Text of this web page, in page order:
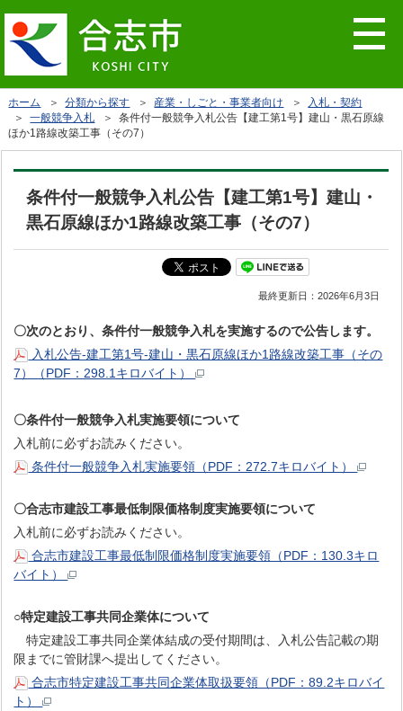
ホーム ＞分類から探す ＞ 産業・しごと・事業者向け ＞
入札・契約
＞一般競争入札 ＞ 条件付一般競争入札公告【建工第1号】建山・黒石原線
ほか1路線改築工事（その7）
条件付一般競争入札公告【建工第1号】建山・
黒石原線ほか1路線改築工事（その7）
最終更新日：2026年6月3日
〇次のとおり、条件付一般競争入札を実施するので公告します。
入札公告-建工第1号-建山・黒石原線ほか1路線改築工事（その
7）（PDF：298.1キロバイト）
〇条件付一般競争入札実施要領について
入札前に必ずお読みください。
条件付一般競争入札実施要領（PDF：272.7キロバイト）
〇合志市建設工事最低制限価格制度実施要領について
入札前に必ずお読みください。
合志市建設工事最低制限価格制度実施要領（PDF：130.3キロ
バイト）
○特定建設工事共同企業体について
特定建設工事共同企業体結成の受付期間は、入札公告記載の期
限までに管財課へ提出してください。
合志市特定建設工事共同企業体取扱要領（PDF：89.2キロバイ
ト）